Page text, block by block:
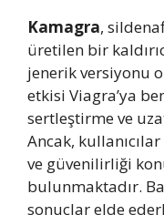
Kamagra,
üretilen bir
jenerik versiyonu
etkisi Viagra’ya
sertleştirme ve
Ancak,
ve güvenilirliği
bulunmaktadır.
sonuçlar elde